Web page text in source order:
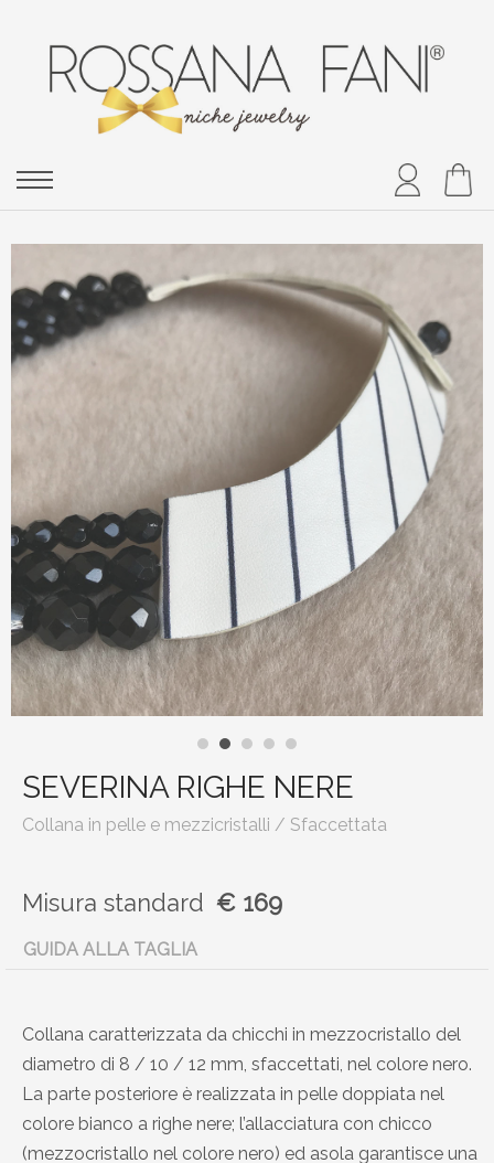
SEVERINA RIGHE NERE
Collana in pelle e mezzicristalli / Sfaccettata
Misura standard € 169
GUIDA ALLA TAGLIA
Collana caratterizzata da chicchi in mezzocristallo del
diametro di 8 / 10 / 12 mm, sfaccettati, nel colore nero.
La parte posteriore è realizzata in pelle doppiata nel
colore bianco a righe nere; l’allacciatura con chicco
(mezzocristallo nel colore nero) ed asola garantisce una